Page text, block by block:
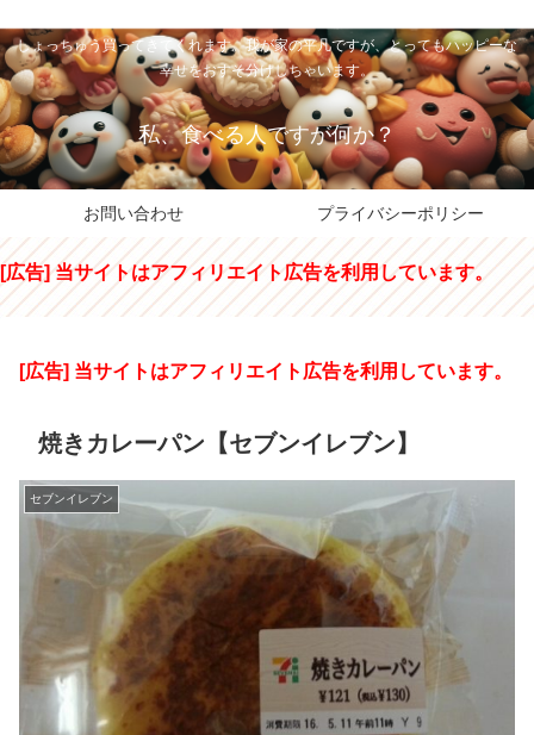
しょっちゅう買ってきてくれます。我が家の平凡ですが、とってもハッピーな
幸せをおすそ分けしちゃいます。
私、食べる人ですが何か？
お問い合わせ プライバシーポリシー
[広告] 当サイトはアフィリエイト広告を利用しています。
[広告] 当サイトはアフィリエイト広告を利用しています。
焼きカレーパン【セブンイレブン】
セブンイレブン